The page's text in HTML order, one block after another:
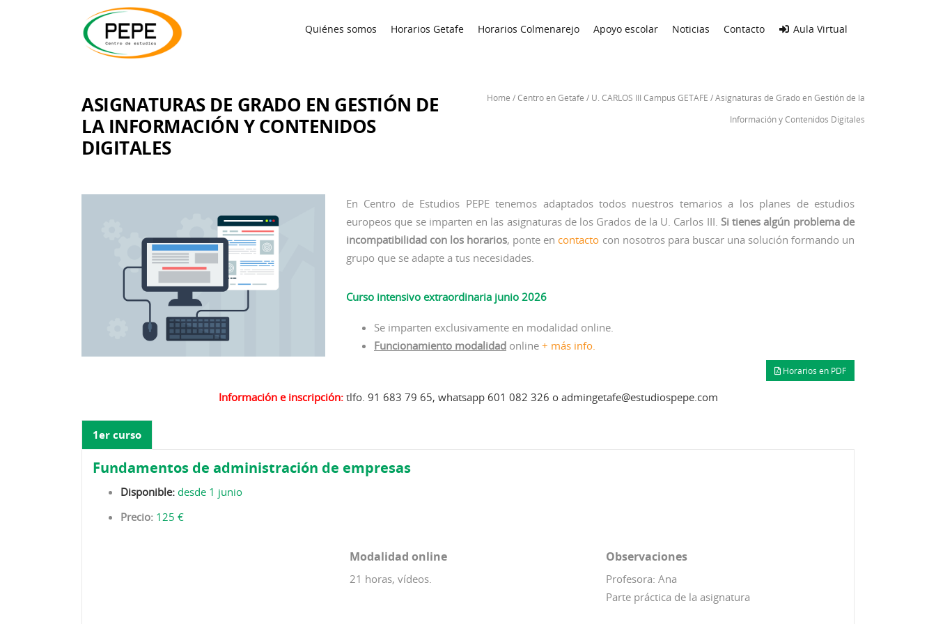
Quiénes somos Horarios Getafe Horarios Colmenarejo Apoyo escolar Noticias Contacto Aula Virtual
ASIGNATURAS DE GRADO EN GESTIÓN DE
LA INFORMACIÓN Y CONTENIDOS
DIGITALES
Home /Centro en Getafe / U. CARLOS III Campus GETAFE /Asignaturas de Grado en Gestión de la
Información y Contenidos Digitales
En Centro de Estudios PEPE tenemos adaptados todos nuestros temarios a los planes de estudios
europeos que se imparten en las asignaturas de los Grados de la U. Carlos III. Si tienes algún problema de
incompatibilidad con los horarios, ponte en contacto con nosotros para buscar una solución formando un
grupo que se adapte a tus necesidades.
Curso intensivo extraordinaria junio 2026
Se imparten exclusivamente en modalidad online.
Funcionamiento modalidad online + más info.
Horarios en PDF
Información e inscripción: tlfo. 91 683 79 65, whatsapp 601 082 326 o admingetafe@estudiospepe.com
1er curso
Fundamentos de administración de empresas
Disponible: desde 1 junio
Precio: 125 €
Modalidad online
21 horas, vídeos.
Observaciones
Profesora: Ana
Parte práctica de la asignatura